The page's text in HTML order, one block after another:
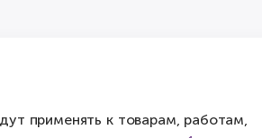
применять к товарам, работам,